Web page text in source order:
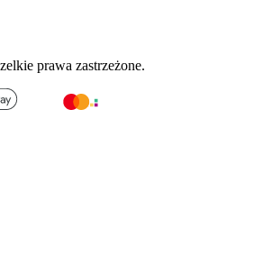
prawa zastrzeżone.